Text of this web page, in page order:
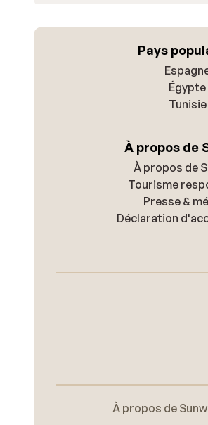
Pays
Égypte
Tunisie
À propos de
À propos de
Tourisme
Presse &
Déclaration
À propos de